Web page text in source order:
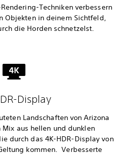
Techniken verbessern
Objekten in deinem Sichtfeld,
die Horden schnetzelst.
Display
Landschaften von Arizona
aus hellen und dunklen
durch das 4K-HDR-Display von
kommen. Verbesserte